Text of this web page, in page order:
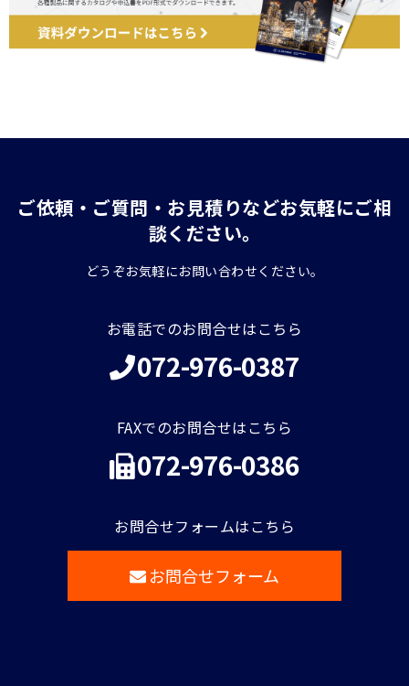
ご依頼・ご質問・お見積りなどお気軽にご相
談ください。
どうぞお気軽にお問い合わせください。
お電話でのお問合せはこちら
072-976-0387
FAXでのお問合せはこちら
072-976-0386
お問合せフォームはこちら
お問合せフォーム